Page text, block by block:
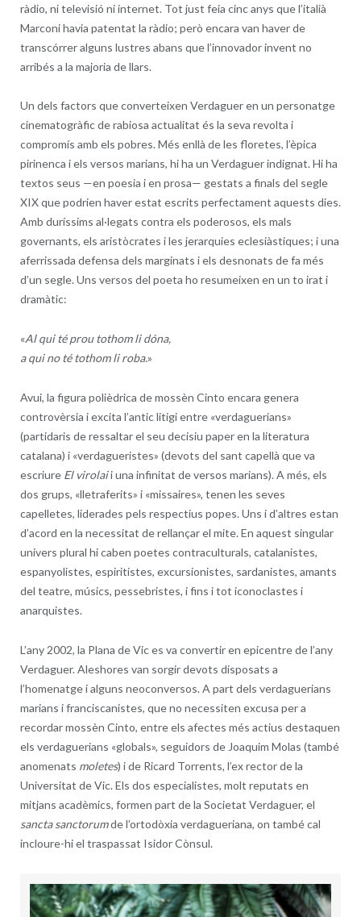
ràdio, ni televisió ni internet. Tot just feia cinc anys que l’italià
Marconi havia patentat la ràdio; però encara van haver de
transcórrer alguns lustres abans que l’innovador invent no
arribés a la majoria de llars.
Un dels factors que converteixen Verdaguer en un personatge
cinematogràfic de rabiosa actualitat és la seva revolta i
compromís amb els pobres. Més enllà de les floretes, l’èpica
pirinenca i els versos marians, hi ha un Verdaguer indignat. Hi ha
textos seus —en poesia i en prosa— gestats a finals del segle
XIX que podrien haver estat escrits perfectament aquests dies.
Amb duríssims al·legats contra els poderosos, els mals
governants, els aristòcrates i les jerarquies eclesiàstiques; i una
aferrissada defensa dels marginats i els desnonats de fa més
d’un segle. Uns versos del poeta ho resumeixen en un to irat i
dramàtic:
«Al qui té prou tothom li dóna,
a qui no té tothom li roba.»
Avui, la figura polièdrica de mossèn Cinto encara genera
controvèrsia i excita l’antic litigi entre «verdaguerians»
(partidaris de ressaltar el seu decisiu paper en la literatura
catalana) i «verdagueristes» (devots del sant capellà que va
escriureEl virolaii una infinitat de versos marians). A més, els
dos grups, «lletraferits» i «missaires», tenen les seves
capelletes, liderades pels respectius popes. Uns i d’altres estan
d’acord en la necessitat de rellançar el mite. En aquest singular
univers plural hi caben poetes contraculturals, catalanistes,
espanyolistes, espiritistes, excursionistes, sardanistes, amants
del teatre, músics, pessebristes, i fins i tot iconoclastes i
anarquistes.
L’any 2002, la Plana de Vic es va convertir en epicentre de l’any
Verdaguer. Aleshores van sorgir devots disposats a
l’homenatge i alguns neoconversos. A part dels verdaguerians
marians i franciscanistes, que no necessiten excusa per a
recordar mossèn Cinto, entre els afectes més actius destaquen
els verdaguerians «globals», seguidors de Joaquim Molas (també
anomenats moletes) i de Ricard Torrents, l’ex rector de la
Universitat de Vic. Els dos especialistes, molt reputats en
mitjans acadèmics, formen part de la Societat Verdaguer, el
sancta sanctorumde l’ortodòxia verdagueriana, on també cal
incloure-hi el traspassat Isidor Cònsul.